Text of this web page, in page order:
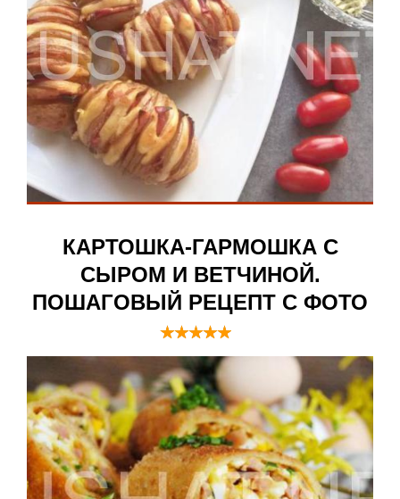
КАРТОШКА-ГАРМОШКА С
СЫРОМ И ВЕТЧИНОЙ.
ПОШАГОВЫЙ РЕЦЕПТ С ФОТО